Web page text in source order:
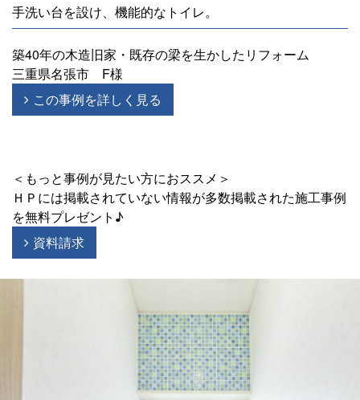
手洗い台を設け、機能的なトイレ。
築40年の木造旧家・既存の梁を生かしたリフォーム
三重県名張市 F様
この事例を詳しく見る
＜もっと事例が見たい方におススメ＞
ＨＰには掲載されていない情報が多数掲載された施工事例
を無料プレゼント♪
資料請求